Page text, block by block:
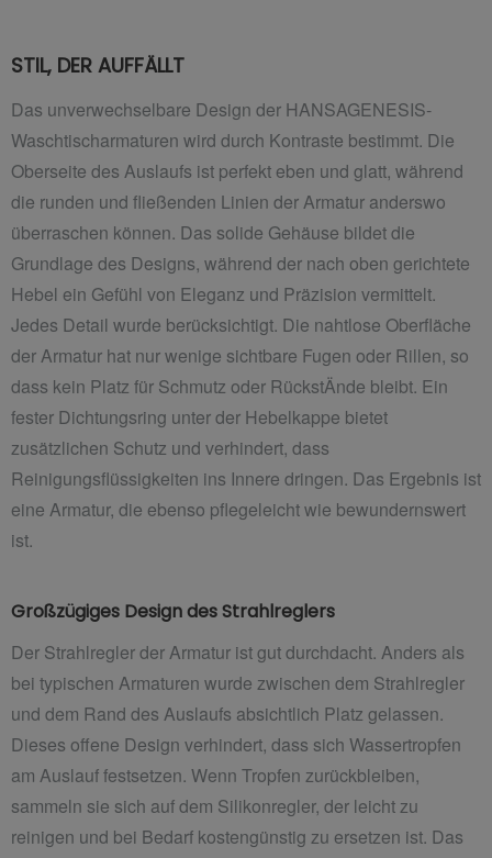
STIL, DER AUFFÄLLT
Das unverwechselbare Design der HANSAGENESIS-
Waschtischarmaturen wird durch Kontraste bestimmt. Die
Oberseite des Auslaufs ist perfekt eben und glatt, während
die runden und fließenden Linien der Armatur anderswo
überraschen können. Das solide Gehäuse bildet die
Grundlage des Designs, während der nach oben gerichtete
Hebel ein Gefühl von Eleganz und Präzision vermittelt.
Jedes Detail wurde berücksichtigt. Die nahtlose Oberfläche
der Armatur hat nur wenige sichtbare Fugen oder Rillen, so
dass kein Platz für Schmutz oder RückstÄnde bleibt. Ein
fester Dichtungsring unter der Hebelkappe bietet
zusätzlichen Schutz und verhindert, dass
Reinigungsflüssigkeiten ins Innere dringen. Das Ergebnis ist
eine Armatur, die ebenso pflegeleicht wie bewundernswert
ist.
Großzügiges Design des Strahlreglers
Der Strahlregler der Armatur ist gut durchdacht. Anders als
bei typischen Armaturen wurde zwischen dem Strahlregler
und dem Rand des Auslaufs absichtlich Platz gelassen.
Dieses offene Design verhindert, dass sich Wassertropfen
am Auslauf festsetzen. Wenn Tropfen zurückbleiben,
sammeln sie sich auf dem Silikonregler, der leicht zu
reinigen und bei Bedarf kostengünstig zu ersetzen ist. Das